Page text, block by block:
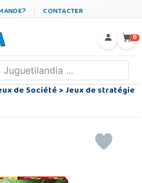
CONTACTER
0
de Société>Jeux de stratégie